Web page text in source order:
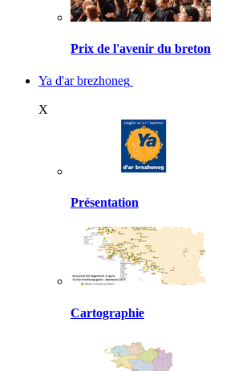
Prix de l'avenir du breton
Ya d'ar brezhoneg
X
Présentation
Cartographie